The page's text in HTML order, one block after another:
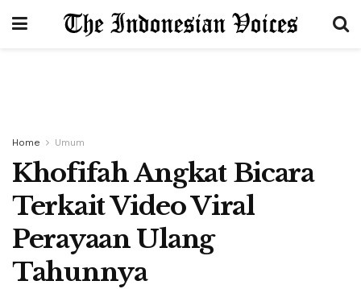
Home Umum
Khofifah Angkat Bicara
Terkait Video Viral
Perayaan Ulang
Tahunnya